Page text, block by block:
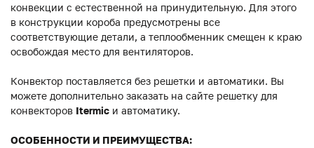
конвекции с естественной на принудительную. Для этого
в конструкции короба предусмотрены все
соответствующие детали, а теплообменник смещен к краю
освобождая место для вентиляторов.
Конвектор поставляется без решетки и автоматики. Вы
можете дополнительно заказать на сайте решетку для
конвекторов Itermic и автоматику.
ОСОБЕННОСТИ И ПРЕИМУЩЕСТВА: